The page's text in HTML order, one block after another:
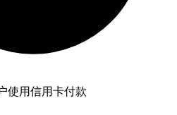
使用信用卡付款